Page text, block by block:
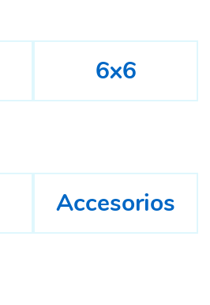
6x6
Accesorios